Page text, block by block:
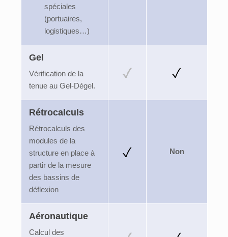
spéciales
(portuaires,
logistiques…)
Gel
Vérification de la
tenue au Gel-Dégel.
Rétrocalculs
Rétrocalculs des
modules de la
structure en place à
partir de la mesure
des bassins de
déflexion
Non
Aéronautique
Calcul des